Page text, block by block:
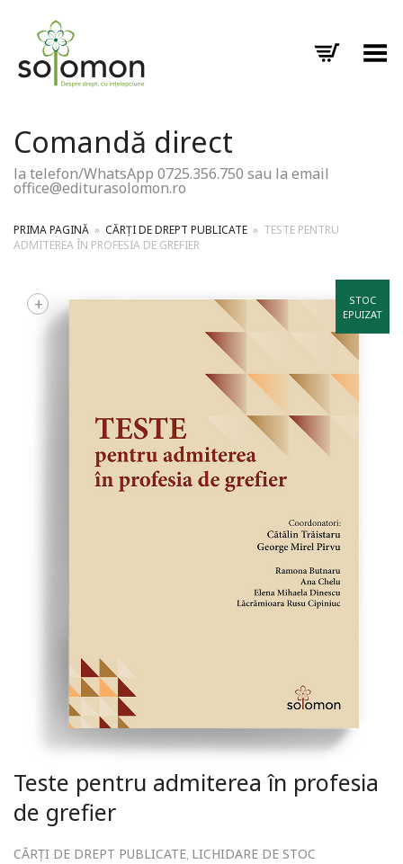
Toggle Menu
Comandă direct
la telefon/WhatsApp 0725.356.750 sau la email
office@editurasolomon.ro
PRIMA PAGINĂ » CĂRȚI DE DREPT PUBLICATE » TESTE PENTRU
ADMITEREA ÎN PROFESIA DE GREFIER
STOC
EPUIZAT
+
Teste pentru admiterea în profesia
de grefier
CĂRȚI DE DREPT PUBLICATE, LICHIDARE DE STOC